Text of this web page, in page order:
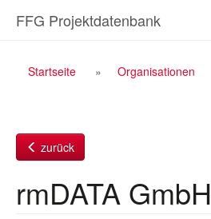
InhaltFFG Projektdatenbank
Breadcrumb
Startseite Organisationen
zurück
rmDATA GmbH